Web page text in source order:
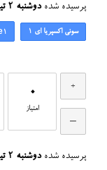
پرسیده شده دوشنبه ۲ تیر ۱۳۹۳
سونی اکسپریا ای ۱
0
امتیاز
پرسیده شده دوشنبه ۲ تیر ۱۳۹۳